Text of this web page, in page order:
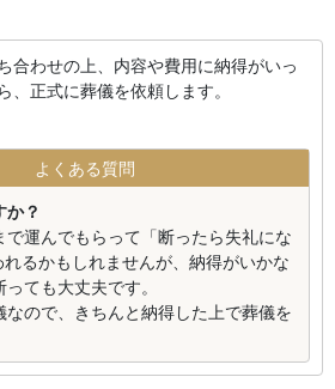
合わせの上、内容や費用に納得がいっ
、正式に葬儀を依頼します。
よくある質問
か？
で運んでもらって「断ったら失礼にな
るかもしれませんが、納得がいかな
ても大丈夫です。
なので、きちんと納得した上で葬儀を